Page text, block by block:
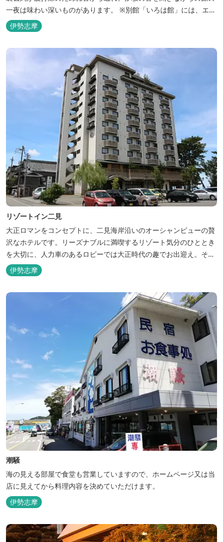
一夜は味わい深いものがあります。 ※別館「いろは館」には、エイ
リアンやプレデターのリアルな模型があり、初めて見た方はビック
リしますよ。
伊勢志摩
リゾートイン二見
大正ロマンをコンセプトに、二見海岸沿いのオーシャンビューの贅
沢なホテルです。リーズナブルに満喫するリゾート気分のひととき
を大切に、人力車のあるロビーでは大正時代の趣でお出迎え。そし
て、抜群の眺めが自慢の露天風呂｢七福の湯｣は、趣向を凝らした七
つのお風呂のうち、五つをご宿泊者様無料の貸切風呂としてご利用
伊勢志摩
潮騒
海の見える部屋で食堂も営業していますので、ホームページ又は当
店に見えてから料理内容を決めていただけます。
伊勢志摩